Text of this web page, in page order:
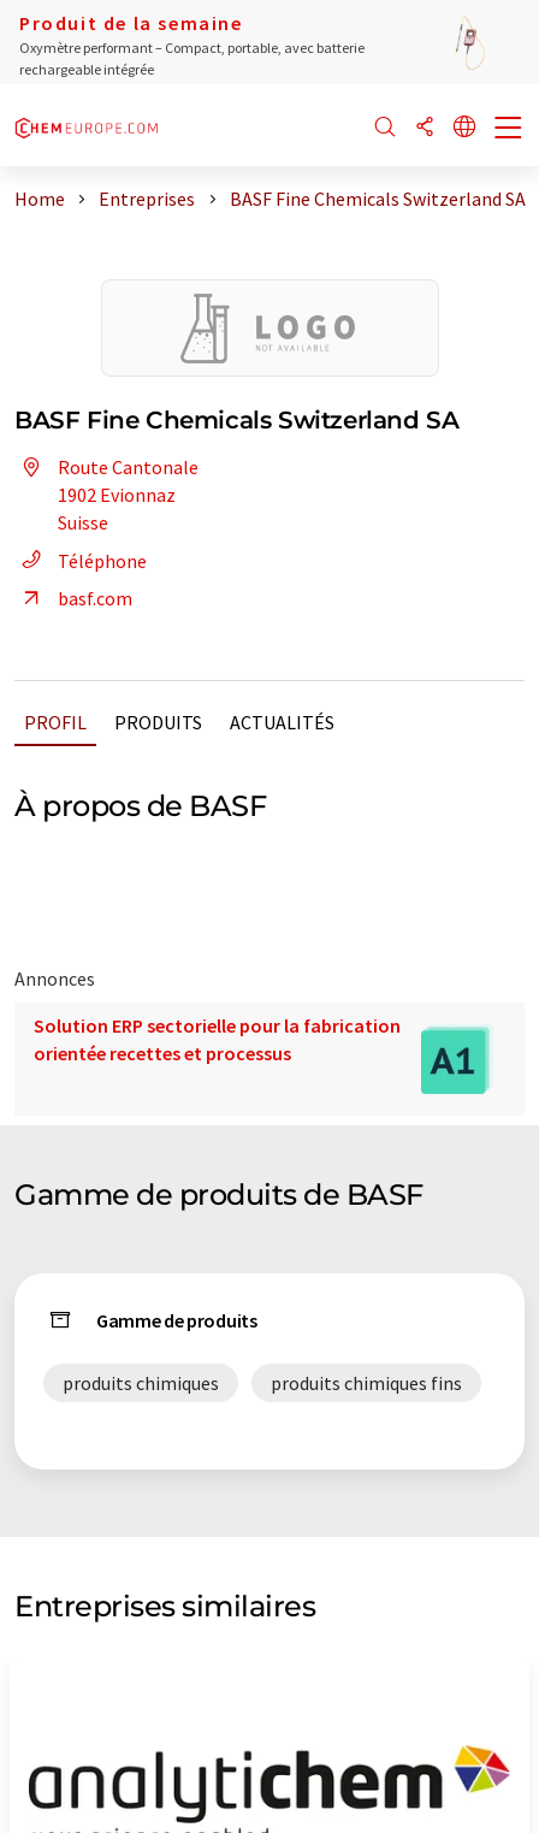
Produit de la semaine
Oxymètre performant – Compact, portable, avec batterie
rechargeable intégrée
Home Entreprises BASF Fine Chemicals Switzerland SA
BASF Fine Chemicals Switzerland SA
Route Cantonale
1902 Evionnaz
Suisse
Téléphone
basf.com
PROFIL PRODUITS ACTUALITÉS
À propos de BASF
Annonces
Solution ERP sectorielle pour la fabrication
orientée recettes et processus
Gamme de produits de BASF
Gamme de produits
produits chimiques produits chimiques fins
Entreprises similaires